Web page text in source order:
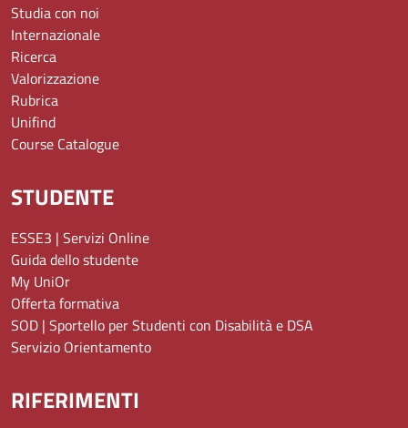
Studia con noi
Internazionale
Ricerca
Valorizzazione
Rubrica
Unifind
Course Catalogue
STUDENTE
ESSE3 | Servizi Online
Guida dello studente
My UniOr
Offerta formativa
SOD | Sportello per Studenti con Disabilità e DSA
Servizio Orientamento
RIFERIMENTI